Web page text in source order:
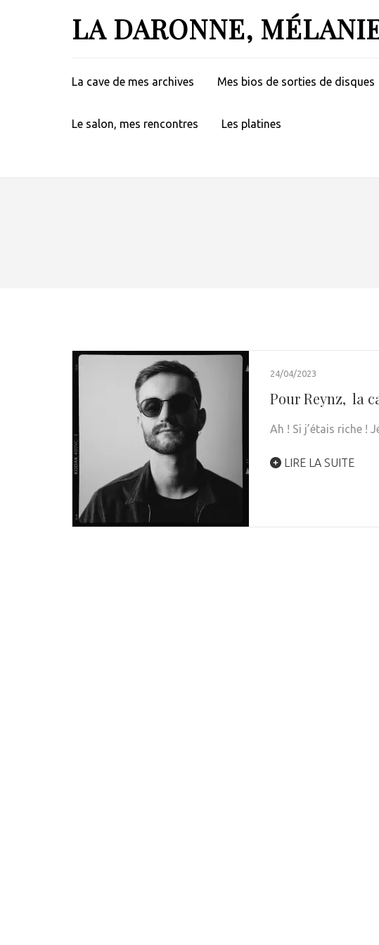
LA DARONNE,
La cave de mes archives Mes bios de sorties de disques
Le salon, mes rencontres Les platines
24/04/2023
Pour Reynz, la
Ah ! Si j’étais riche !
LIRE LA SUITE